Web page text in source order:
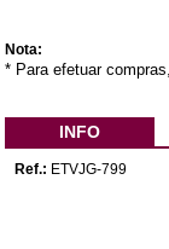
Nota:
* Para efetuar
INFO
Ref.: ETVJG-799